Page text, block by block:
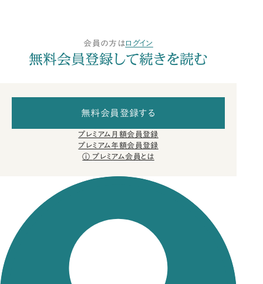
会員の方はログイン
無料会員登録して続きを読む
無料会員登録する
プレミアム月額会員登録
プレミアム年額会員登録
プレミアム会員とは